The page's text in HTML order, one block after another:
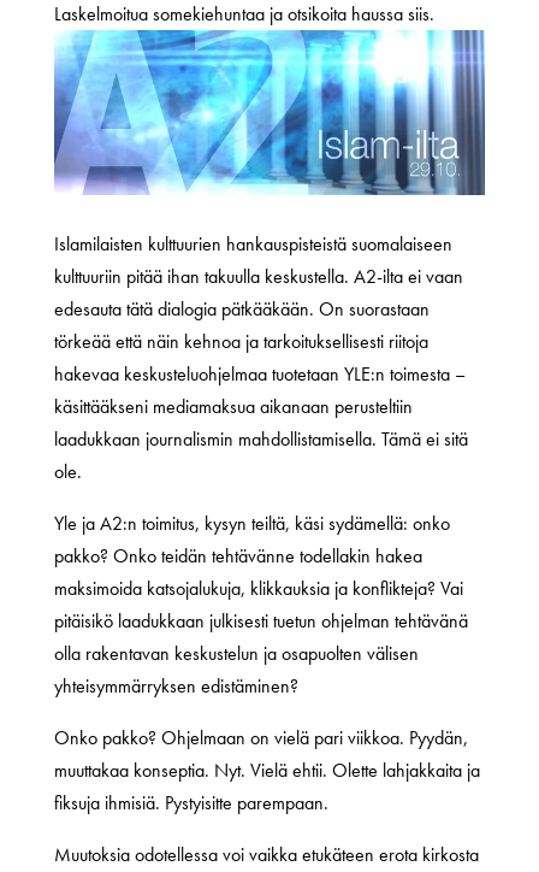
Laskelmoitua somekiehuntaa ja otsikoita haussa siis.
Islamilaisten kulttuurien hankauspisteistä suomalaiseen
kulttuuriin pitää ihan takuulla keskustella. A2-ilta ei vaan
edesauta tätä dialogia pätkääkään. On suorastaan
törkeää että näin kehnoa ja tarkoituksellisesti riitoja
hakevaa keskusteluohjelmaa tuotetaan YLE:n toimesta –
käsittääkseni mediamaksua aikanaan perusteltiin
laadukkaan journalismin mahdollistamisella. Tämä ei sitä
ole.
Yle ja A2:n toimitus, kysyn teiltä, käsi sydämellä: onko
pakko? Onko teidän tehtävänne todellakin hakea
maksimoida katsojalukuja, klikkauksia ja konflikteja? Vai
pitäisikö laadukkaan julkisesti tuetun ohjelman tehtävänä
olla rakentavan keskustelun ja osapuolten välisen
yhteisymmärryksen edistäminen?
Onko pakko? Ohjelmaan on vielä pari viikkoa. Pyydän,
muuttakaa konseptia. Nyt. Vielä ehtii. Olette lahjakkaita ja
fiksuja ihmisiä. Pystyisitte parempaan.
Muutoksia odotellessa voi vaikka etukäteen erota kirkosta